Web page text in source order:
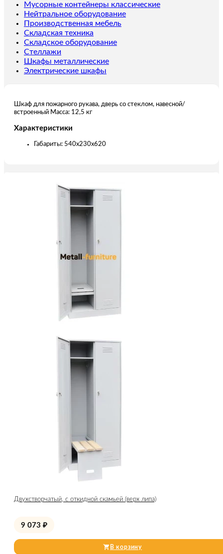
К-01
НСБ
Мусорные контейнеры классические
Нейтральное оборудование
Производственная мебель
Складская техника
Складское оборудование
Стеллажи
Шкафы металлические
Электрические шкафы
Шкаф для пожарного рукава, дверь со стеклом, навесной/
встроенный Масса: 12,5 кг
Характеристики
Габариты: 540х230х620
Двухстворчатый, с откидной скамьей (верх липа)
9 073 ₽
В корзину